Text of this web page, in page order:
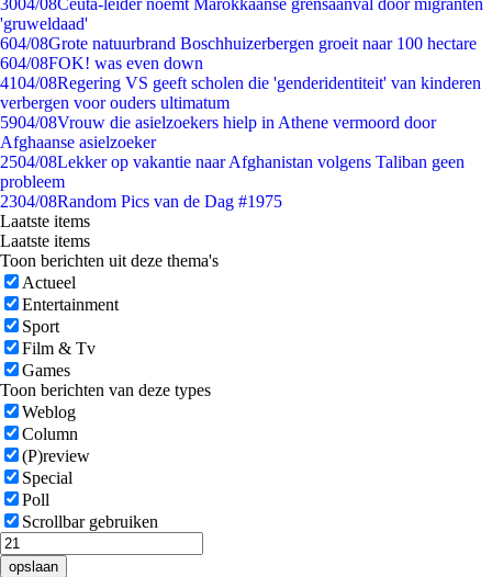
3004/08Ceuta-leider noemt Marokkaanse grensaanval door migranten
'gruweldaad'
604/08Grote natuurbrand Boschhuizerbergen groeit naar 100 hectare
604/08FOK! was even down
4104/08Regering VS geeft scholen die 'genderidentiteit' van kinderen
verbergen voor ouders ultimatum
5904/08Vrouw die asielzoekers hielp in Athene vermoord door
Afghaanse asielzoeker
2504/08Lekker op vakantie naar Afghanistan volgens Taliban geen
probleem
2304/08Random Pics van de Dag #1975
Laatste items
Laatste items
Toon berichten uit deze thema's
Actueel
Entertainment
Sport
Film & Tv
Games
Toon berichten van deze types
Weblog
Column
(P)review
Special
Poll
Scrollbar gebruiken
opslaan